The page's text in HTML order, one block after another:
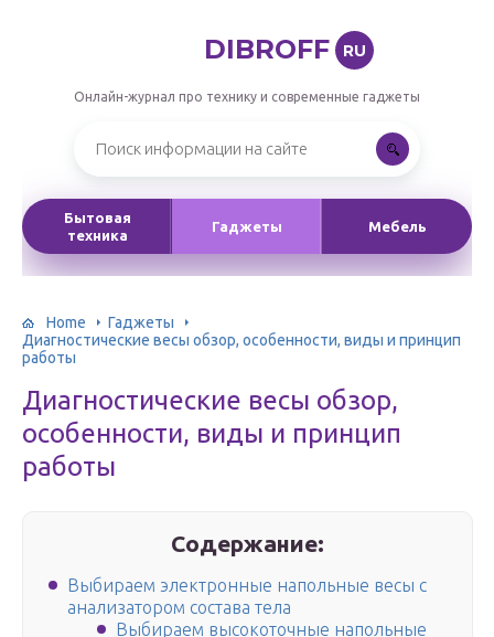
DIBROFF RU
Онлайн-журнал про технику и современные гаджеты
Бытовая
техника
Гаджеты Мебель
Home
Гаджеты
Диагностические весы обзор, особенности, виды и принцип
работы
Диагностические весы обзор,
особенности, виды и принцип
работы
Содержание:
Выбираем электронные напольные весы с
анализатором состава тела
Выбираем высокоточные напольные